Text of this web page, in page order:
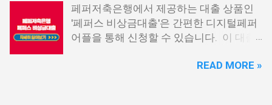
해야 할 수도 있습니다. 그러나 통신사 대
출을 고민해보셨다면, 무직자에게는 매우
기쁜 소식일 것입니다. 통신사 대출은 휴대
통신 사용량을 토대로 신용 등급을 부여하
7. 국민행복기금 소액대출 8. 웰컴저축은
행 웰컴희망대출 9. 미래크레디트대부 10.
신용불량자 자동차담보대출 11. 결론 1. 소
생계비대출은 2023년 3월부터 시작된 정
페퍼저축은행에서 제공하는 대출 상품인
'페퍼스 비상금대출'은 간편한 디지털페퍼
어플을 통해 신청할 수 있습니다. 이 대출
출 한도를 제공하며, 프리랜서 분들과 같이
READ MORE »